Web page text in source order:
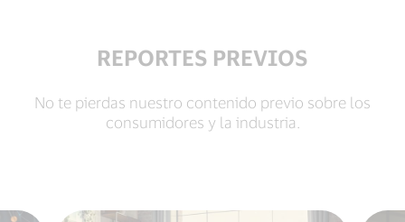
REPORTES PREVIOS
No te pierdas nuestro contenido previo sobre los
consumidores y la industria.